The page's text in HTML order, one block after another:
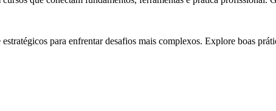
para enfrentar desafios mais complexos. Explore boas